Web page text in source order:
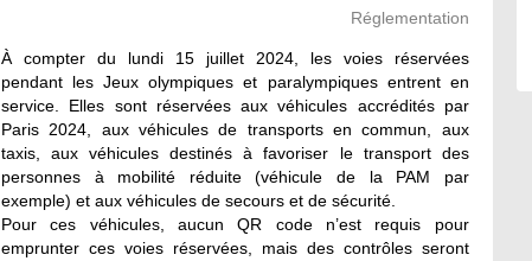
Réglementation
À compter du lundi 15 juillet 2024, les voies réservées
pendant les Jeux olympiques et paralympiques entrent en
service. Elles sont réservées aux véhicules accrédités par
Paris 2024, aux véhicules de transports en commun, aux
taxis, aux véhicules destinés à favoriser le transport des
personnes à mobilité réduite (véhicule de la PAM par
exemple) et aux véhicules de secours et de sécurité.
Pour ces véhicules, aucun QR code n’est requis pour
emprunter ces voies réservées, mais des contrôles seront